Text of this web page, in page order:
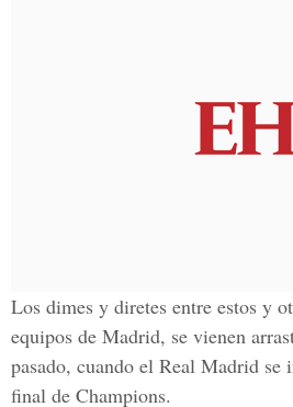
Los dimes y diretes entre estos y
equipos de Madrid, se vienen
pasado, cuando el Real Madrid se
final de Champions.